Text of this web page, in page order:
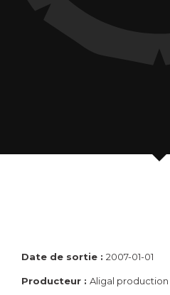
Date de sortie : 2007-01-01
Producteur : Aligal production